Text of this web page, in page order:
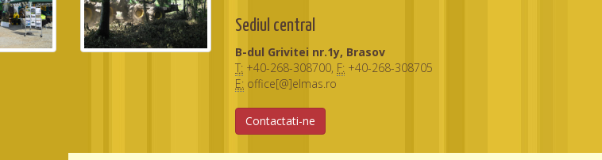
Sediul central
B-dul Grivitei nr.1y, Brasov
T: +40-268-308700, F: +40-268-308705
E: office[@]elmas.ro
Contactati-ne